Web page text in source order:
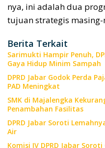
nya, ini adalah dua
tujuan strategis
Berita Terkait
Sarimukti Hampir Penuh,
Gaya Hidup Minim Sampah
DPRD Jabar Godok Perda
PAD Meningkat
SMK di Majalengka
Penambahan Fasilitas
DPRD Jabar Soroti
Air
Komisi IV DPRD Jabar